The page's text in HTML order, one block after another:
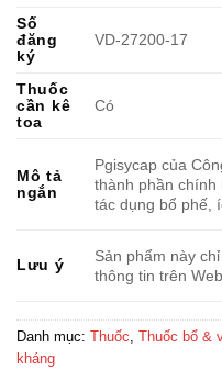
Số
đăng
ký
VD-27200-17
Thuốc
cần kê
toa
Có
Mô tả
ngắn
Pgisycap của
thành phần chính
tác dụng bổ phế,
Lưu ý
Sản phẩm này
thông tin trên
Danh mục: Thuốc, Thuốc bổ &
kháng